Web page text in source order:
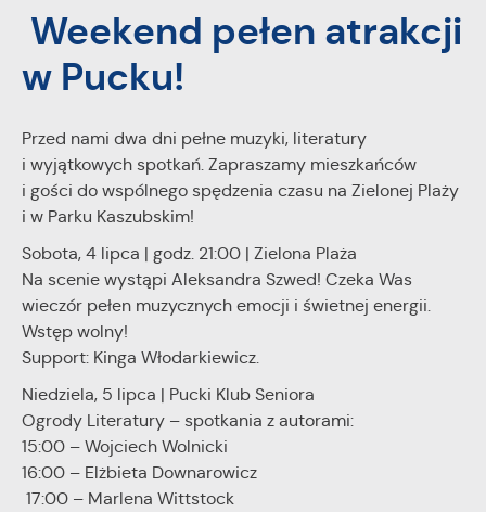
Weekend pełen atrakcji
w Pucku!
Przed nami dwa dni pełne muzyki, literatury
i wyjątkowych spotkań. Zapraszamy mieszkańców
i gości do wspólnego spędzenia czasu na Zielonej Plaży
i w Parku Kaszubskim!
Sobota, 4 lipca | godz. 21:00 | Zielona Plaża
Na scenie wystąpi Aleksandra Szwed! Czeka Was
wieczór pełen muzycznych emocji i świetnej energii.
Wstęp wolny!
Support: Kinga Włodarkiewicz.
Niedziela, 5 lipca | Pucki Klub Seniora
Ogrody Literatury – spotkania z autorami:
15:00 – Wojciech Wolnicki
16:00 – Elżbieta Downarowicz
17:00 – Marlena Wittstock
personalizację określonych funkcjonalności czy
prezentowanych treści.
Dzięki tym plikom cookies możemy zapewnić Ci większy
komfort korzystania z funkcjonalności naszej strony poprzez
Wyrażenie zgody na funkcjonalne i personalizacyjne pliki
cookies gwarantuje dostępność większej ilości funkcji na
stronie.
Więcej
Analityczne
Analityczne pliki cookies pomagają nam rozwijać się i
dostosowywać do Twoich potrzeb.
zakresie wykorzystywania witryny internetowej, miejsca oraz
częstotliwości, z jaką odwiedzane są nasze serwisy www.
Dane pozwalają nam na ocenę naszych serwisów
internetowych pod względem ich popularności wśród
użytkowników. Zgromadzone informacje są przetwarzane w
formie zanonimizowanej. Wyrażenie zgody na analityczne pliki
cookies gwarantuje dostępność wszystkich funkcjonalności.
Reklamowe
Dzięki reklamowym plikom cookies prezentujemy Ci
najciekawsze informacje i aktualności na stronach naszych
partnerów.
Promocyjne pliki cookies służą do prezentowania Ci naszych
komunikatów na podstawie analizy Twoich upodobań oraz
Twoich zwyczajów dotyczących przeglądanej witryny
internetowej. Treści promocyjne mogą pojawić się na
stronach podmiotów trzecich lub firm będących naszymi
Więcej